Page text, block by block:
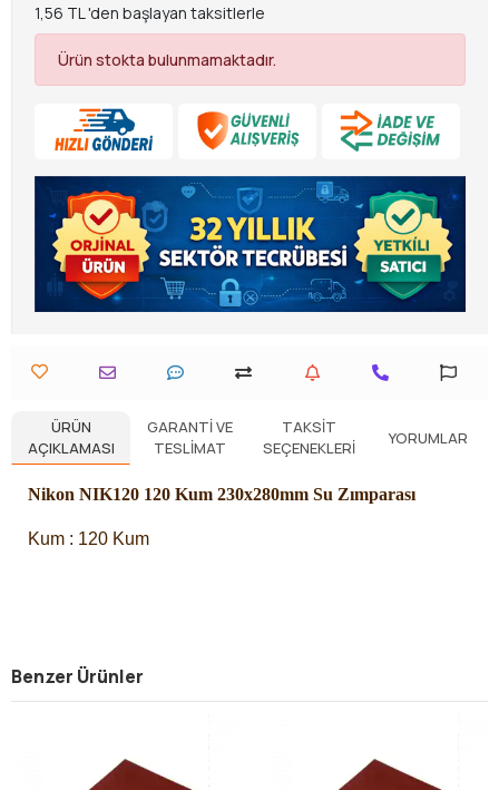
1,56 TL 'den başlayan taksitlerle
Ürün stokta bulunmamaktadır.
ÜRÜN
AÇIKLAMASI
GARANTI VE
TESLIMAT
TAKSIT
SEÇENEKLERI
YORUMLAR
Nikon NIK120 120 Kum 230x280mm Su Zımparası
Kum : 120 Kum
Benzer Ürünler